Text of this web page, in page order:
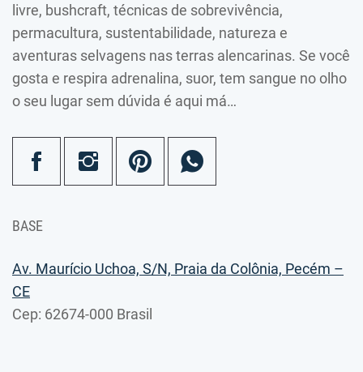
livre, bushcraft, técnicas de sobrevivência,
permacultura, sustentabilidade, natureza e
aventuras selvagens nas terras alencarinas. Se você
gosta e respira adrenalina, suor, tem sangue no olho
o seu lugar sem dúvida é aqui má…
BASE
Av. Maurício Uchoa, S/N, Praia da Colônia, Pecém –
CE
Cep: 62674-000 Brasil